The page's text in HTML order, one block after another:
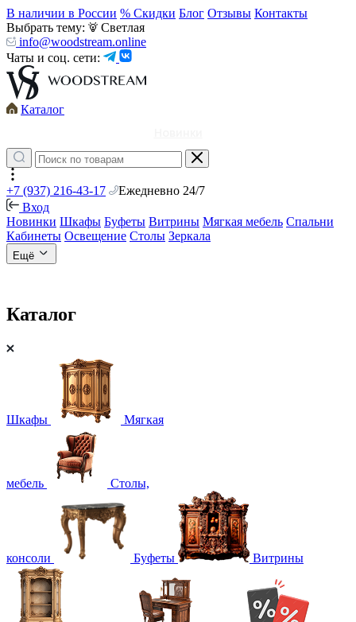
В наличии в России % Скидки Блог Отзывы Контакты
Выбрать тему:
Светлая
info@woodstream.online
Чаты и соц. сети:
Каталог
+7 (937) 216-43-17
Ежедневно 24/7
Вход
Новинки Шкафы Буфеты Витрины Мягкая мебель Спальни
Кабинеты Освещение Столы Зеркала
Ещё
Каталог
Шкафы Мягкая
мебель Столы,
консоли Буфеты Витрины